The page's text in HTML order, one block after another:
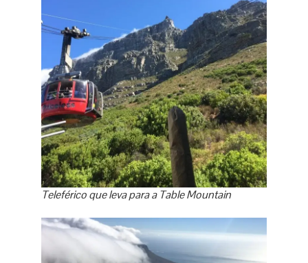
Teleférico que leva para a Table Mountain